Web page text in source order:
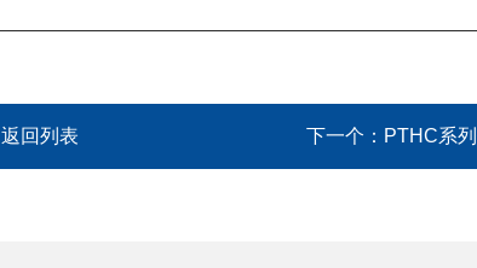
返回列表 下一个： PTHC系